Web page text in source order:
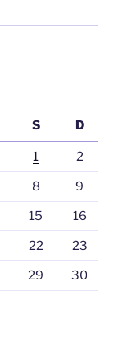
S D
1 2
8 9
15 16
22 23
29 30